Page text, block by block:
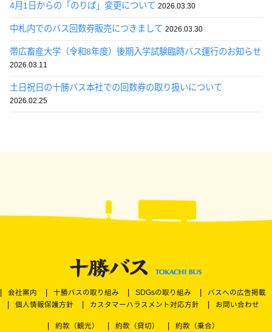
4月1日からの「のりば」変更について 2026.03.30
中札内でのバス回数券販売につきまして 2026.03.30
帯広畜産大学（令和8年度）後期入学試験臨時バス運行のお知らせ
2026.03.11
土日祝日の十勝バス本社での回数券の取り扱いについて
2026.02.25
会社案内 十勝バスの取り組み SDGsの取り組み
バスへの広告掲載
個人情報保護方針
カスタマーハラスメント対応方針 お問い合わせ
約款（観光） 約款（貸切） 約款（乗合）